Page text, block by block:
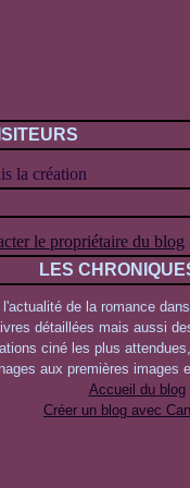
la création
le propriétaire du blog
LES
l'actualité de la romance
livres détaillées mais aussi
ciné les plus
aux premières images
Accueil du blog
Créer un blog avec